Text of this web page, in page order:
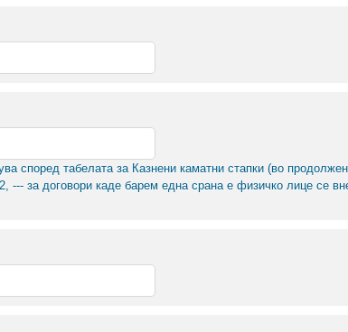
според табелата за Казнени каматни стапки (во
--- за договори каде барем една срана е физичко лице се